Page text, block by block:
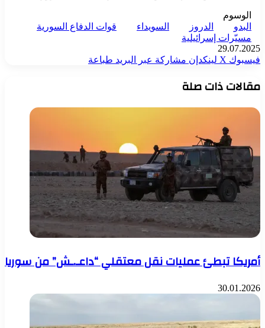
الوسوم
البدو
الدروز السويداء
قوات الدفاع السورية
مسيّرات إسرائيلية
29.07.2025
فيسبوك ‫X لينكدإن مشاركة عبر البريد طباعة
مقالات ذات صلة
أمريكا تبطئ عمليات نقل معتقلي “داعـ.ـش” من سوريا
30.01.2026